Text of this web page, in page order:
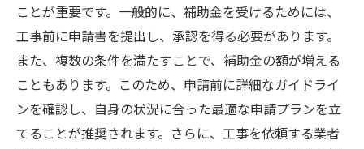
ことが重要です。一般的に、補助金を受けるためには、
工事前に申請書を提出し、承認を得る必要があります。
また、複数の条件を満たすことで、補助金の額が増える
こともあります。このため、申請前に詳細なガイドライ
ンを確認し、自身の状況に合った最適な申請プランを立
てることが推奨されます。さらに、工事を依頼する業者